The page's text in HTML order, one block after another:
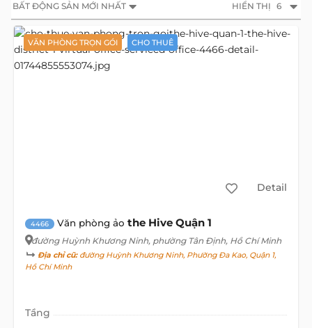
BẤT ĐỘNG SẢN MỚI NHẤT HIỂN THỊ 6
VĂN PHÒNG TRỌN GÓI CHO THUÊ
Detail
4466 Văn phòng ảo the Hive Quận 1
đường Huỳnh Khương Ninh, phường Tân Định, Hồ Chí Minh
Địa chỉ cũ:đường Huỳnh Khương Ninh, Phường Đa Kao, Quận 1,
Hồ Chí Minh
Tầng